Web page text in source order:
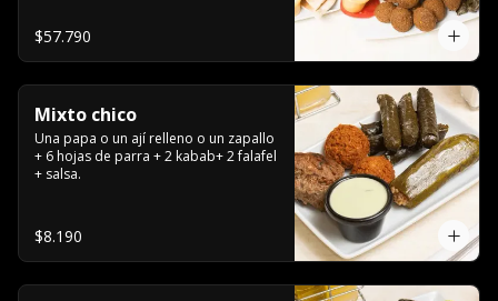
$57.790
Mixto chico
Una papa o un ají relleno o un zapallo
+ 6 hojas de parra + 2 kabab+ 2 falafel
+ salsa.
$8.190